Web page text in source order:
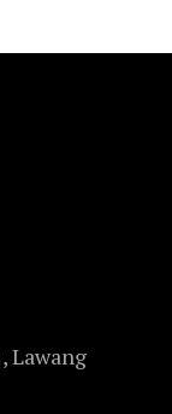
Lawang